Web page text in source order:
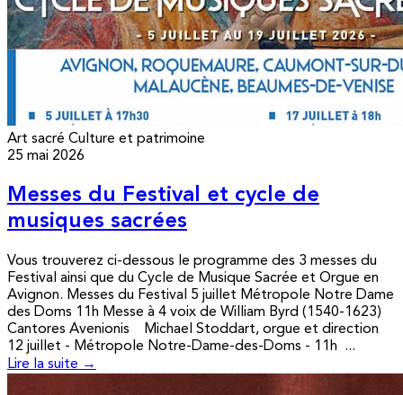
Art sacré Culture et patrimoine
25 mai 2026
Messes du Festival et cycle de
musiques sacrées
Vous trouverez ci-dessous le programme des 3 messes du
Festival ainsi que du Cycle de Musique Sacrée et Orgue en
Avignon. Messes du Festival 5 juillet Métropole Notre Dame
des Doms 11h Messe à 4 voix de William Byrd (1540-1623)
Cantores Avenionis Michael Stoddart, orgue et direction
12 juillet - Métropole Notre-Dame-des-Doms - 11h ...
Lire la suite →